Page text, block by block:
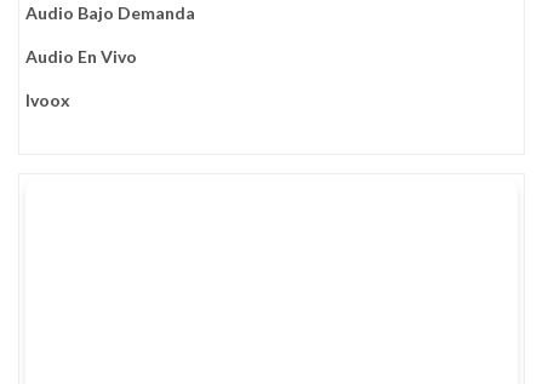
Audio Bajo Demanda
Audio En Vivo
Ivoox